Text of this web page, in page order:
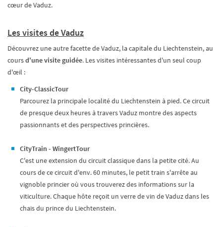
cœur de Vaduz.
Les visites de Vaduz
Découvrez une autre facette de Vaduz, la capitale du Liechtenstein, au
coursd'une visite guidée. Les visites intéressantes d'un seul coup
d'œil :
City-ClassicTour
Parcourez la principale localité du Liechtenstein à pied. Ce circuit
de presque deux heures à travers Vaduz montre des aspects
passionnants et des perspectives princières.
CityTrain - WingertTour
C'est une extension du circuit classique dans la petite cité. Au
cours de ce circuit d'env. 60 minutes, le petit train s'arrête au
vignoble princier où vous trouverez des informations sur la
viticulture. Chaque hôte reçoit un verre de vin de Vaduz dans les
chais du prince du Liechtenstein.